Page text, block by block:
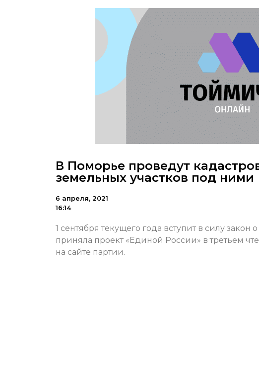
В Поморье проведут
земельных участков под ними
6 апреля, 2021
16:14
1 сентября текущего года вступит в силу
приняла проект «Единой России» в третьем
на сайте партии.